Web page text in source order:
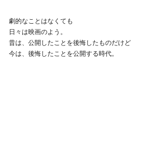
劇的なことはなくても
日々は映画のよう。
昔は、公開したことを後悔したものだけど
今は、後悔したことを公開する時代。